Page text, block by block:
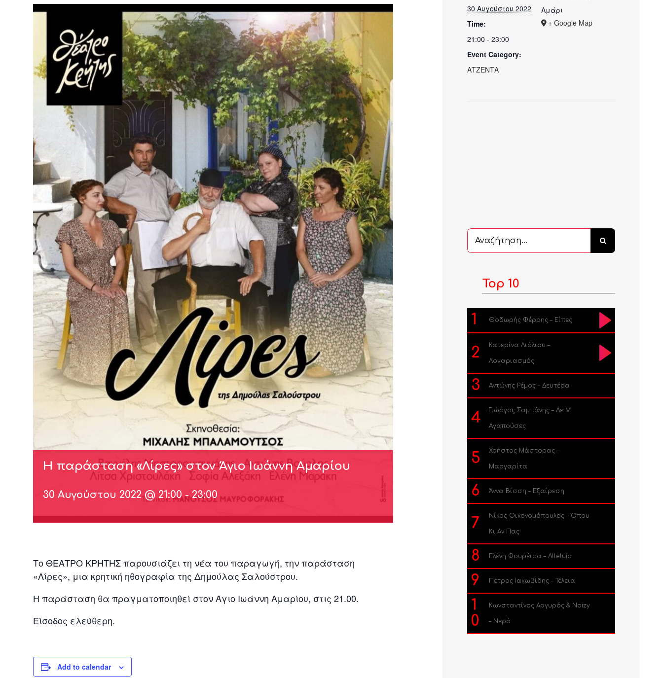
Η παράσταση «Λίρες» στον Άγιο Ιωάννη Αμαρίου
30 Αυγούστου 2022 @ 21:00-23:00
Το ΘΕΑΤΡΟ ΚΡΗΤΗΣ παρουσιάζει τη νέα του παραγωγή, την παράσταση
«Λίρες», μια κρητική ηθογραφία της Δημούλας Σαλούστρου.
Η παράσταση θα πραγματοποιηθεί στον Άγιο Ιωάννη Αμαρίου, στις 21.00.
Είσοδος ελεύθερη.
Add to calendar
30 Αυγούστου 2022
Time:
21:00 - 23:00
Event Category:
ΑΤΖΕΝΤΑ
Αμάρι
+ Google Map
Αναζήτηση
...
Top 10
1 Θοδωρής Φέρρης – Είπες
2 Κατερίνα Λιόλιου –
Λογαριασμός
3 Αντώνης Ρέμος – Δευτέρα
4 Γιώργος Σαμπάνης – Δε Μ’
Αγαπούσες
5 Χρήστος Μάστορας –
Μαργαρίτα
6 Άννα Βίσση – Εξαίρεση
7 Νίκος Οικονομόπουλος – Όπου
Κι Αν Πας
8 Ελένη Φουρέιρα – Alleluia
9 Πέτρος Ιακωβίδης – Τέλεια
1
0
Κωνσταντίνος Αργυρός & Noizy
– Νερό